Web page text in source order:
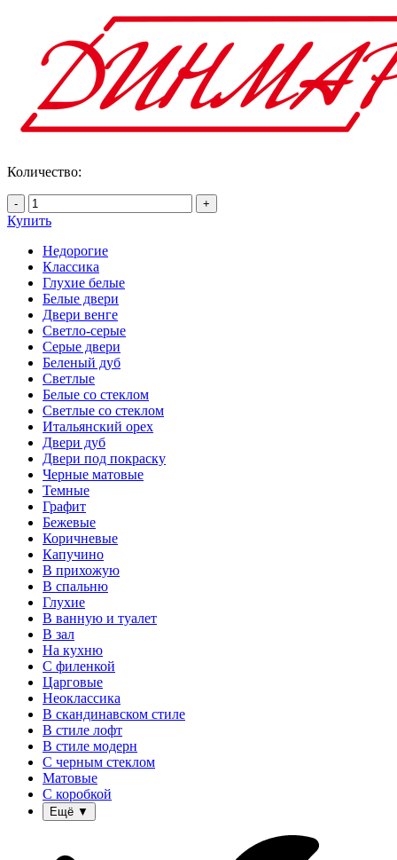
Количество:
- +
Купить
Недорогие
Классика
Глухие белые
Белые двери
Двери венге
Светло-серые
Серые двери
Беленый дуб
Светлые
Белые со стеклом
Светлые со стеклом
Итальянский орех
Двери дуб
Двери под покраску
Черные матовые
Темные
Графит
Бежевые
Коричневые
Капучино
В прихожую
В спальню
Глухие
В ванную и туалет
В зал
На кухню
С филенкой
Царговые
Неоклассика
В скандинавском стиле
В стиле лофт
В стиле модерн
С черным стеклом
Матовые
С коробкой
Ещё ▼